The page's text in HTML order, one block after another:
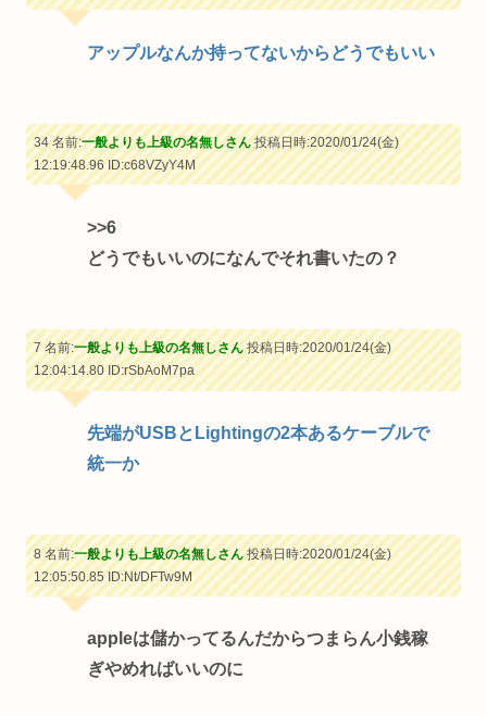
アップルなんか持ってないからどうでもいい
34 名前:一般よりも上級の名無しさん投稿日時:2020/01/24(金)
12:19:48.96ID:c68VZyY4M
>>6
どうでもいいのになんでそれ書いたの？
7 名前:一般よりも上級の名無しさん投稿日時:2020/01/24(金)
12:04:14.80ID:rSbAoM7pa
先端がUSBとLightingの2本あるケーブルで
統一か
8 名前:一般よりも上級の名無しさん投稿日時:2020/01/24(金)
12:05:50.85ID:Nt/DFTw9M
appleは儲かってるんだからつまらん小銭稼
ぎやめればいいのに